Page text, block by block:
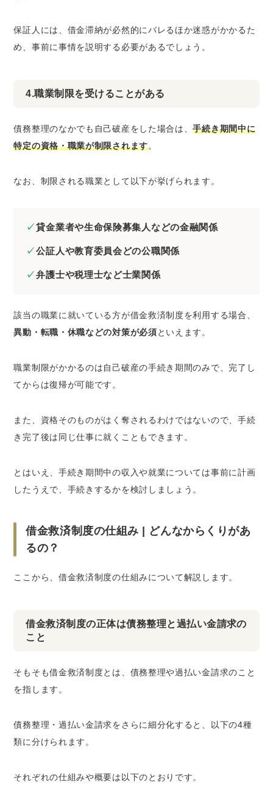
保証人には、借金滞納が必然的にバレるほか迷惑がかかるた
め、事前に事情を説明する必要があるでしょう。
4.職業制限を受けることがある
債務整理のなかでも自己破産をした場合は、手続き期間中に
特定の資格・職業が制限されます。
なお、制限される職業として以下が挙げられます。
貸金業者や生命保険募集人などの金融関係
公証人や教育委員会どの公職関係
弁護士や税理士など士業関係
該当の職業に就いている方が借金救済制度を利用する場合、
異動・転職・休職などの対策が必須といえます。
職業制限がかかるのは自己破産の手続き期間のみで、完了し
てからは復帰が可能です。
また、資格そのものがはく奪されるわけではないので、手続
き完了後は同じ仕事に就くこともできます。
とはいえ、手続き期間中の収入や就業については事前に計画
したうえで、手続きするかを検討しましょう。
借金救済制度の仕組み | どんなからくりがあ
るの？
ここから、借金救済制度の仕組みについて解説します。
借金救済制度の正体は債務整理と過払い金請求の
こと
そもそも借金救済制度とは、債務整理や過払い金請求のこと
を指します。
債務整理・過払い金請求をさらに細分化すると、以下の4種
類に分けられます。
それぞれの仕組みや概要は以下のとおりです。